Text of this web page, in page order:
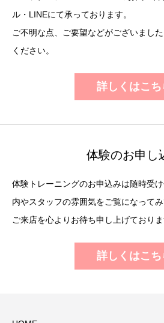
ル・LINEにて承っております。
ご不明な点、ご要望などがございまし
ください。
詳しくはこち
体験のお申し
体験トレーニングのお申込みは随時受
内やスタッフの雰囲気をご覧になってみ
ご来店を心よりお待ち申し上げておりま
詳しくはこち